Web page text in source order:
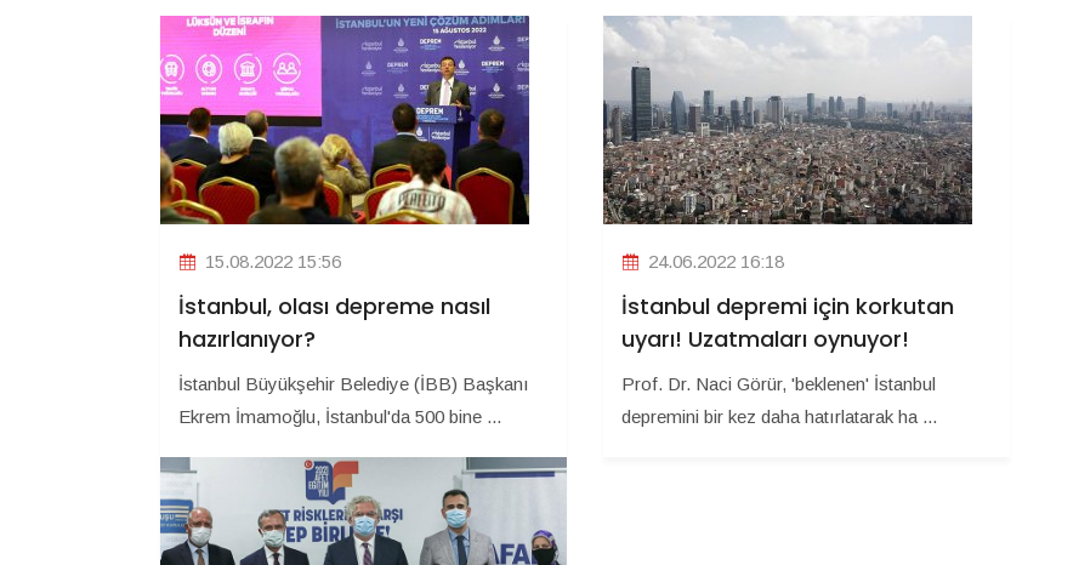
15.08.2022 15:56
İstanbul, olası depreme nasıl
hazırlanıyor?
İstanbul Büyükşehir Belediye (İBB) Başkanı
Ekrem İmamoğlu, İstanbul'da 500 bine ...
24.06.2022 16:18
İstanbul depremi için korkutan
uyarı! Uzatmaları oynuyor!
Prof. Dr. Naci Görür, 'beklenen' İstanbul
depremini bir kez daha hatırlatarak ha ...